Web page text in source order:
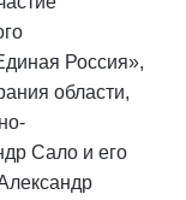
Россия»,
области,
Сало и его